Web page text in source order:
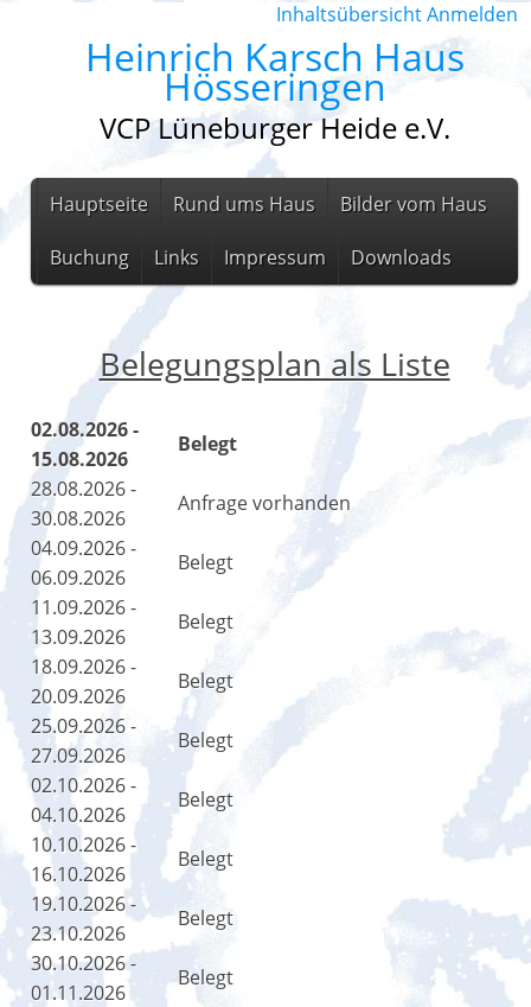
InhaltsübersichtAnmelden
Heinrich Karsch Haus
Hösseringen
VCP Lüneburger Heide e.V.
Hauptseite Rund ums Haus Bilder vom Haus
Buchung Links Impressum Downloads
Belegungsplan als Liste
02.08.2026 -
15.08.2026
Belegt
28.08.2026 -
30.08.2026
Anfrage vorhanden
04.09.2026 -
06.09.2026
Belegt
11.09.2026 -
13.09.2026
Belegt
18.09.2026 -
20.09.2026
Belegt
25.09.2026 -
27.09.2026
Belegt
02.10.2026 -
04.10.2026
Belegt
10.10.2026 -
16.10.2026
Belegt
19.10.2026 -
23.10.2026
Belegt
30.10.2026 -
01.11.2026
Belegt